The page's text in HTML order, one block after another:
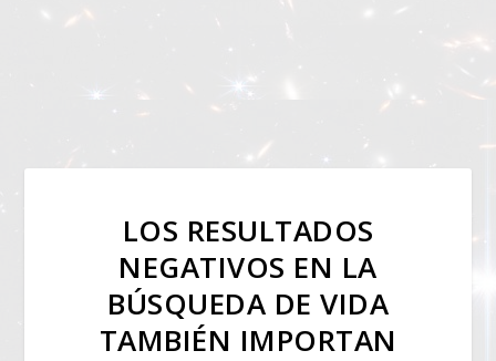
LOS RESULTADOS
NEGATIVOS EN LA
BÚSQUEDA DE VIDA
TAMBIÉN IMPORTAN